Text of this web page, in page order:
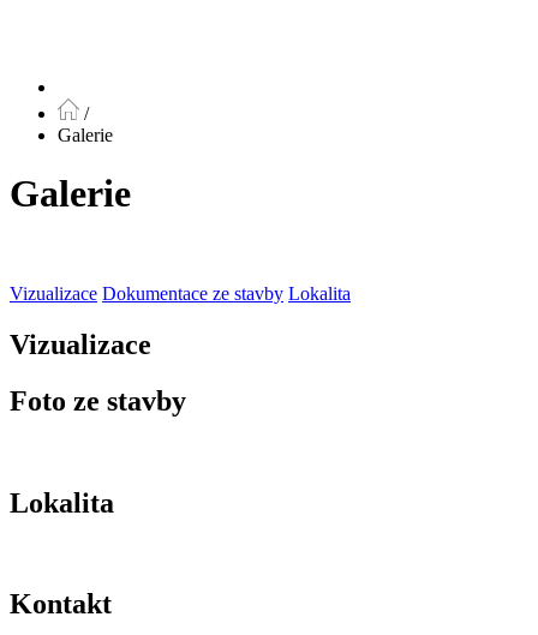
/
Galerie
Galerie
Vizualizace Dokumentace ze stavby Lokalita
Vizualizace
Foto ze stavby
Lokalita
Kontakt